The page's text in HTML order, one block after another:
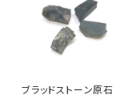
ブラッドストーン原石